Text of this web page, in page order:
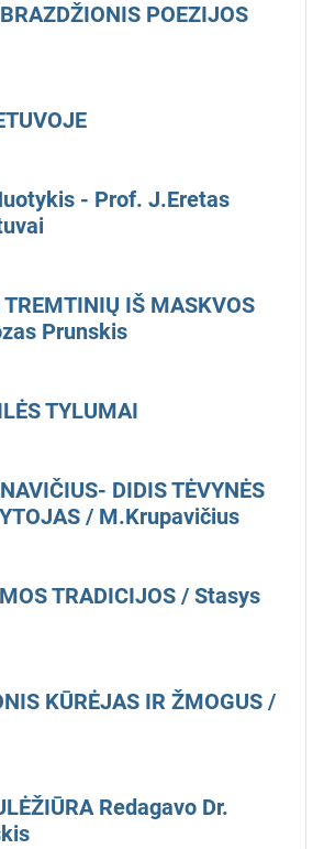
POEZIJOS
- Prof. J.Eretas
IŠ MASKVOS
Prunskis
TYLUMAI
DIDIS TĖVYNĖS
/ M.Krupavičius
TRADICIJOS / Stasys
KŪRĖJAS IR ŽMOGUS /
Redagavo Dr.